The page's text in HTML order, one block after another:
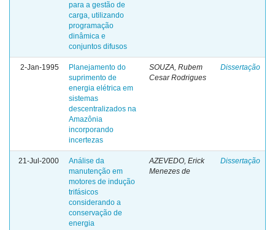
para a gestão de
carga, utilizando
programação
dinâmica e
conjuntos difusos
2-Jan-1995
Planejamento do
suprimento de
energia elétrica em
sistemas
descentralizados na
Amazônia
incorporando
incertezas
SOUZA, Rubem
Cesar Rodrigues
Dissertação
21-Jul-2000
Análise da
manutenção em
motores de indução
trifásicos
considerando a
conservação de
energia
AZEVEDO, Erick
Menezes de
Dissertação